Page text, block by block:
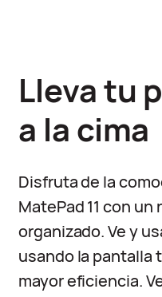
Lleva tu
a la cima
Disfruta de la
MatePad 11 con
organizado. Ve y
usando la pantalla
mayor eficiencia.